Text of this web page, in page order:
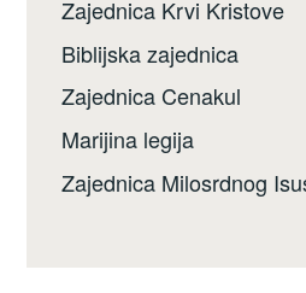
Zajednica Krvi Kristove
Biblijska zajednica
Zajednica Cenakul
Marijina legija
Zajednica Milosrdnog